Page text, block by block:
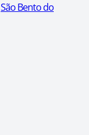
São Bento do